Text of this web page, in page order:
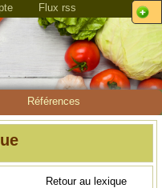
Flux rss
Références
Retour au lexique